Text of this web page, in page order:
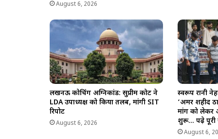
August 6, 2026
लखनऊ कोचिंग अग्निकांड: सुप्रीम कोर्ट ने
LDA उपाध्यक्ष को किया तलब, मांगी SIT
रिपोर्ट
August 6, 2026
स्वरूप रानी
‘अमर शहीद
मांग को लेकर
शुरू… पढ़े
August 6,